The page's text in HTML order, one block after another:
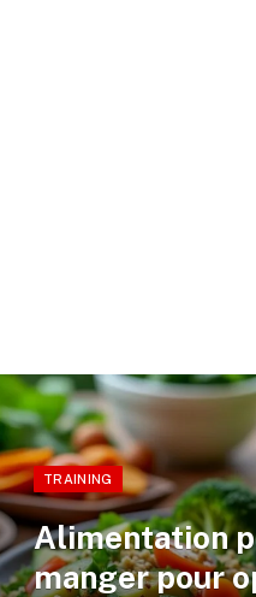
TRAINING
Alimentation
manger pour